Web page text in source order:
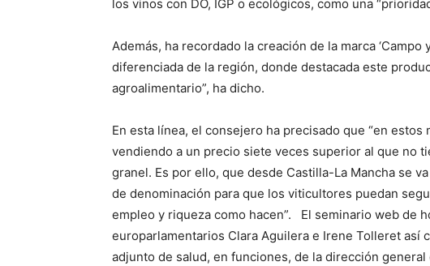
los vinos con DO, IGP o ecológicos, como una
Además, ha recordado la creación de la marca ‘Campo
diferenciada de la región, donde destacada este
agroalimentario”, ha dicho.
En esta línea, el consejero ha precisado que “en
vendiendo a un precio siete veces superior al que no
granel. Es por ello, que desde Castilla-La Mancha se
de denominación para que los viticultores puedan
empleo y riqueza como hacen”. El seminario web de
europarlamentarios Clara Aguilera e Irene Tolleret así
adjunto de salud, en funciones, de la dirección